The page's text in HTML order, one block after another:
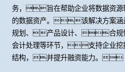
务，旨在帮助企业将数据资源
的数据资产。该解决方案涵
规划、产品设计、合规
会计处理等环节，支持企业
结构，并提升融资能力。